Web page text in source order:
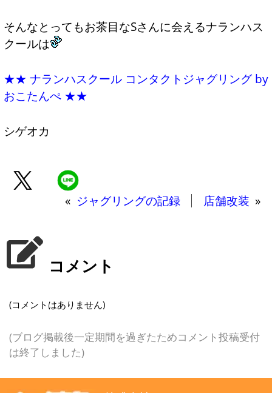
そんなとってもお茶目なSさんに会えるナランハス
クールは
★★ ナランハスクール コンタクトジャグリング by
おこたんぺ ★★
シゲオカ
« ジャグリングの記録 店舗改装 »
コメント
(コメントはありません)
(ブログ掲載後一定期間を過ぎたためコメント投稿受付
は終了しました)